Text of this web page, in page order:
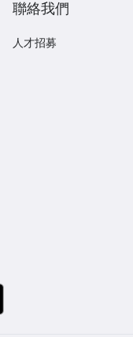
聯絡我們
人才招募